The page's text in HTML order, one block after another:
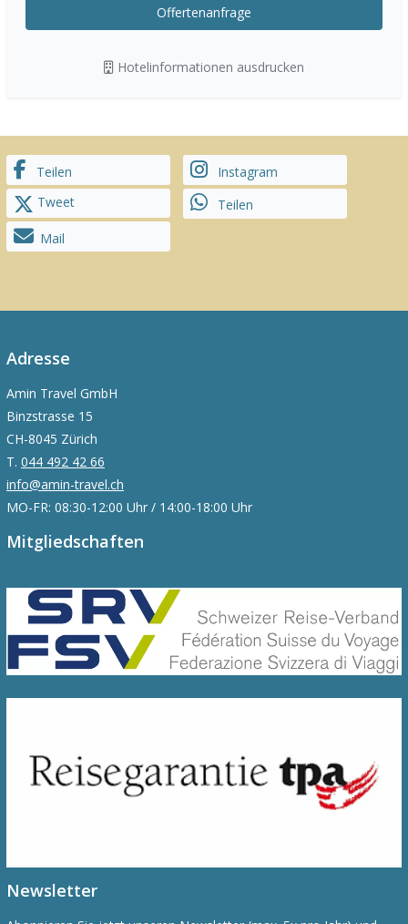
Offertenanfrage
Hotelinformationen ausdrucken
Teilen
Instagram
Tweet
Teilen
Mail
Adresse
Amin Travel GmbH
Binzstrasse 15
CH-8045 Zürich
T. 044 492 42 66
info@amin-travel.ch
MO-FR: 08:30-12:00 Uhr / 14:00-18:00 Uhr
Mitgliedschaften
Newsletter